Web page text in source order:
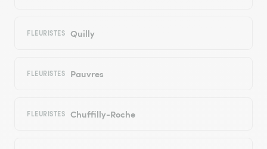
FLEURISTES Quilly
FLEURISTES Pauvres
FLEURISTES Chuffilly-Roche